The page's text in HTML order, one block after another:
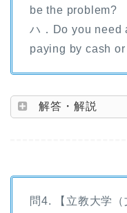
be the problem?
ハ．Do you need
paying by cash
解答・解説
問4. 【立教大学（